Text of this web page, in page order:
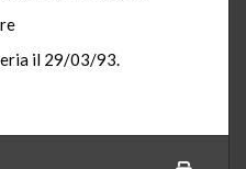
il 29/03/93.